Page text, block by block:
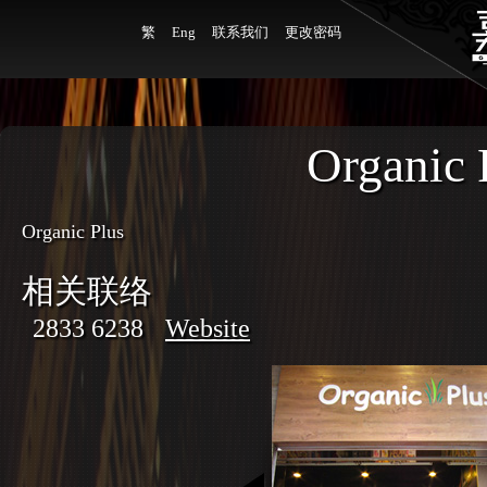
繁 Eng 联系我们 更改密码
Organic
Organic Plus
相关联络
2833 6238 Website